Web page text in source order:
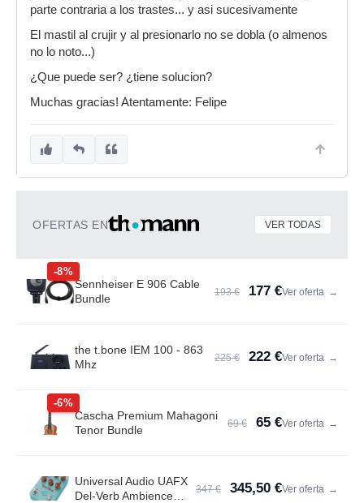
parte contraria a los trastes... y asi sucesivamente
El mastil al crujir y al presionarlo no se dobla (o almenos
no lo noto...)
¿Que puede ser? ¿tiene solucion?
Muchas gracias! Atentamente: Felipe
OFERTAS EN VER TODAS
-8%
Sennheiser E 906 Cable
Bundle
193 € 177 €Ver oferta →
the t.bone IEM 100 - 863
Mhz
225 € 222 €Ver oferta →
-6%
Cascha Premium Mahagoni
Tenor Bundle
69 € 65 €Ver oferta →
Universal Audio UAFX
Del-Verb Ambience
347 € 345,50 €Ver oferta →